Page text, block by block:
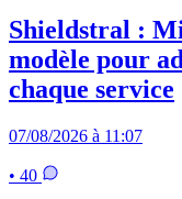
Shieldstral :
modèle pour
chaque service
07/08/2026 à 11:07
• 40